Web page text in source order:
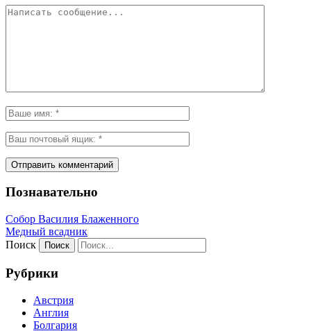
Познавательно
Собор Василия Блаженного
Медный всадник
Поиск
Рубрики
Австрия
Англия
Болгария